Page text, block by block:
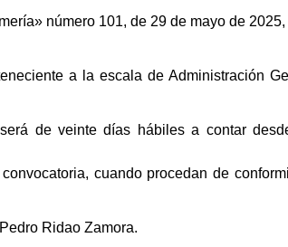
número 101, de 29 de mayo de
a la escala de Administración
de veinte días hábiles a contar
cuando procedan de
Ridao Zamora.